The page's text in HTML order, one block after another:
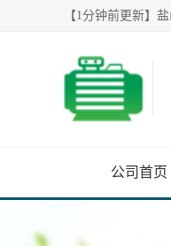
公司首页